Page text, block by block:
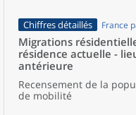
Chiffres détaillés France
Migrations
résidence actuelle -
antérieure
Recensement de la
de mobilité